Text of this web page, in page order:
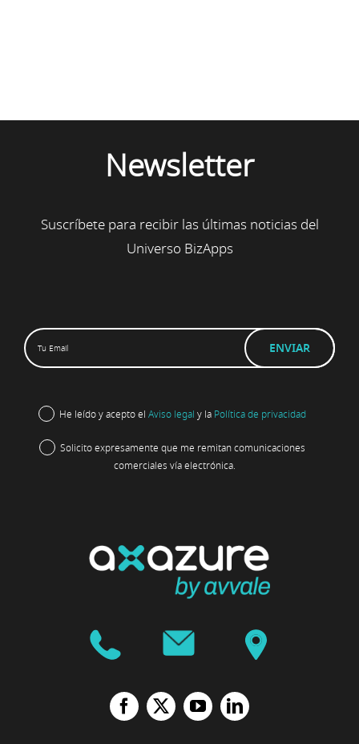
Newsletter
Suscríbete para recibir las últimas noticias del
Universo BizApps
He leído y acepto el Aviso legal y la Política de privacidad
Solicito expresamente que me remitan comunicaciones
comerciales vía electrónica.